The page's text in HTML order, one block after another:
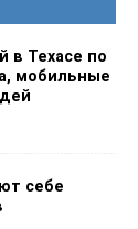
в Техасе по
мобильные
себе